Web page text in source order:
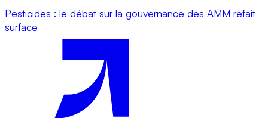
Pesticides : le débat sur la gouvernance des AMM refait
surface